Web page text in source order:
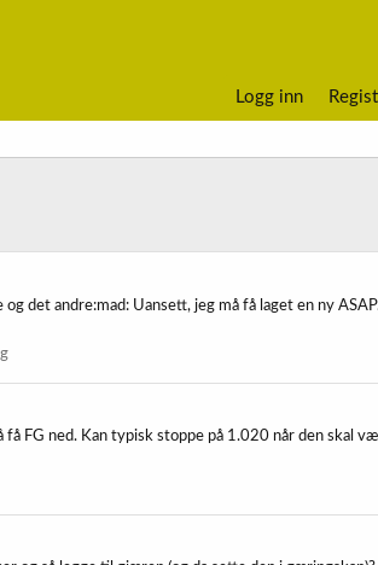
Logg inn
det andre:mad: Uansett, jeg må få laget en ny
FG ned. Kan typisk stoppe på 1.020 når den skal